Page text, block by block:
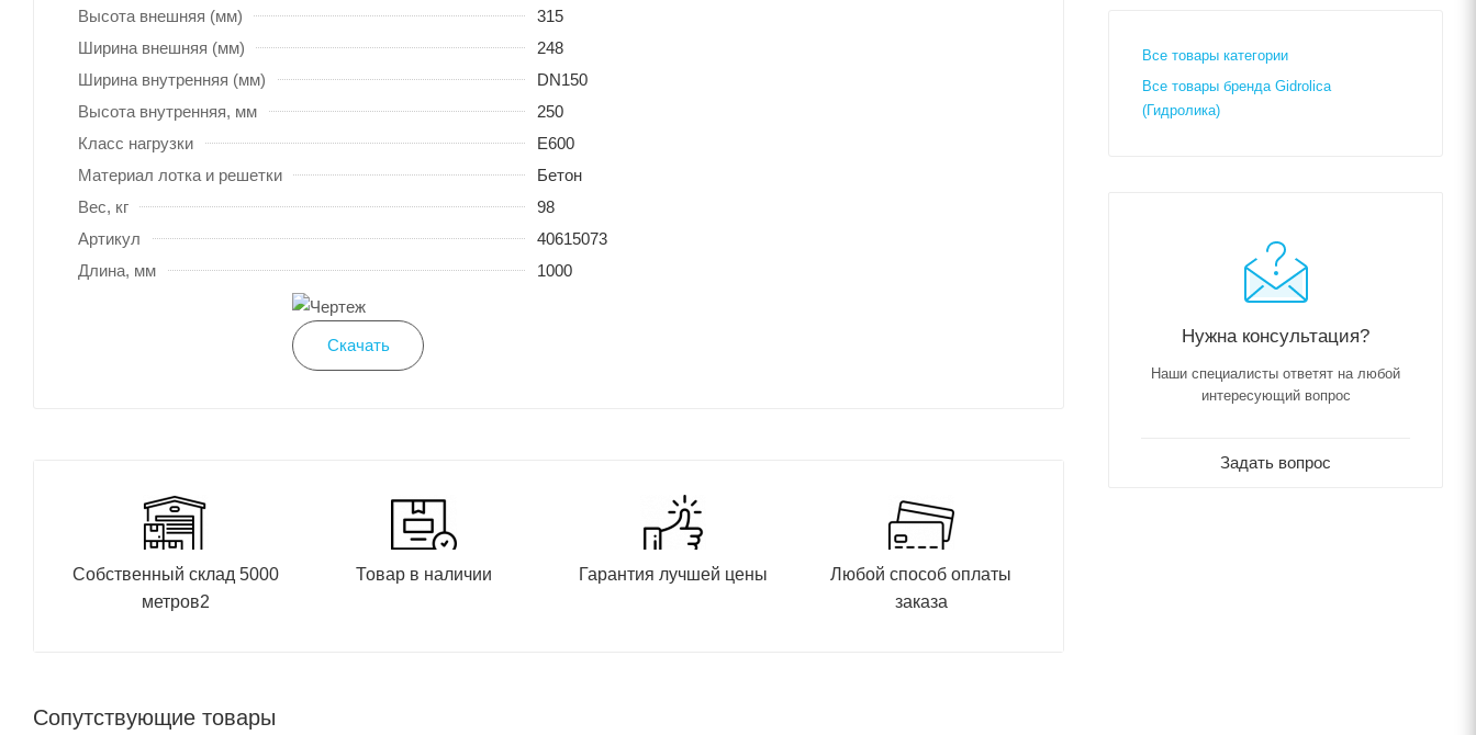
Высота внешняя (мм)
315
Ширина внешняя (мм)
248
Ширина внутренняя (мм)
DN150
Высота внутренняя, мм
250
Класс нагрузки
E600
Материал лотка и решетки
Бетон
Вес, кг
98
Артикул
40615073
Длина, мм
1000
Скачать
Собственный склад 5000
метров2
Товар в наличии Гарантия лучшей цены
Любой способ оплаты
заказа
Сопутствующие товары
Все товары категории
Все товары бренда Gidrolica
(Гидролика)
Нужна консультация?
Наши специалисты ответят на любой
интересующий вопрос
Задать вопрос